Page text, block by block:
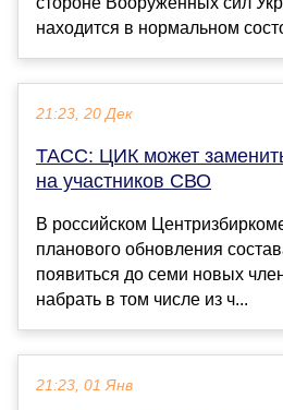
находится в нормальном
21:23, 20 Дек
ТАСС: ЦИК может
на участников СВО
В российском
планового обновления
появиться до семи новых
набрать в том числе из ч...
21:23, 01 Янв